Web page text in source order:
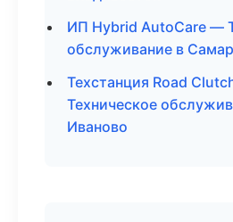
ИП Hybrid AutoCare —
обслуживание в
Техстанция Road
Техническое
Иваново